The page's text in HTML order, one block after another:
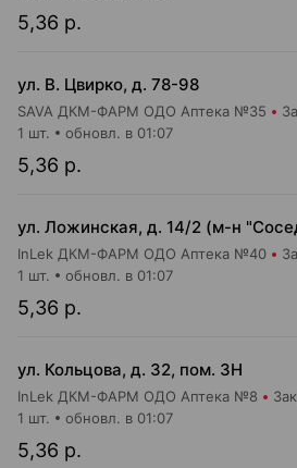
5,36 р.
ул. В. Цвирко, д. 78-98
SAVA ДКМ-ФАРМ ОДО Аптека №35
5,36 р.
1 шт. обновл. в 01:07
ул. Ложинская, д. 14/2 (м-н
InLek ДКМ-ФАРМ ОДО Аптека №40
5,36 р.
1 шт. обновл. в 01:07
ул. Кольцова, д. 32, пом. 3Н
InLek ДКМ-ФАРМ ОДО Аптека №8
5,36 р.
1 шт. обновл. в 01:07